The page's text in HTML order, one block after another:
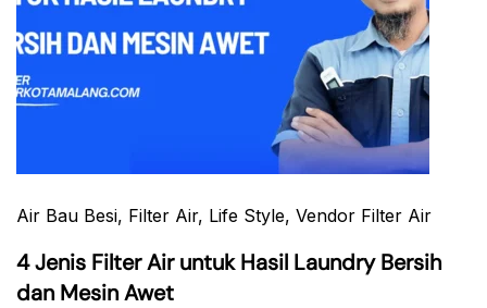
Air Bau Besi, Filter Air, Life Style, Vendor Filter Air
4 Jenis Filter Air untuk Hasil Laundry Bersih
dan Mesin Awet